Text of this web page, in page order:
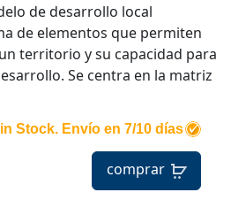
Stock. Envío en 7/10 días
comprar
de desarrollo local
de elementos que permiten
territorio y su capacidad para
Se centra en la matriz